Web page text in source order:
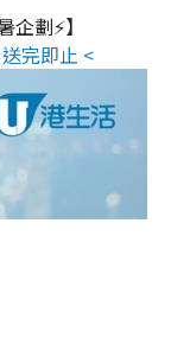
劃⚡】
完即止 <